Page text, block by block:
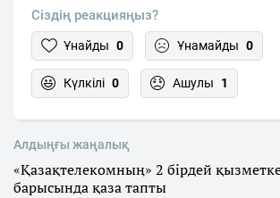
Сіздің реакцияңыз?
Ұнайды 0 Ұнамайды 0
Күлкілі 0 Ашулы 1
Алдыңғы жаңалық
«Қазақтелекомның» 2 бірдей
барысында қаза тапты